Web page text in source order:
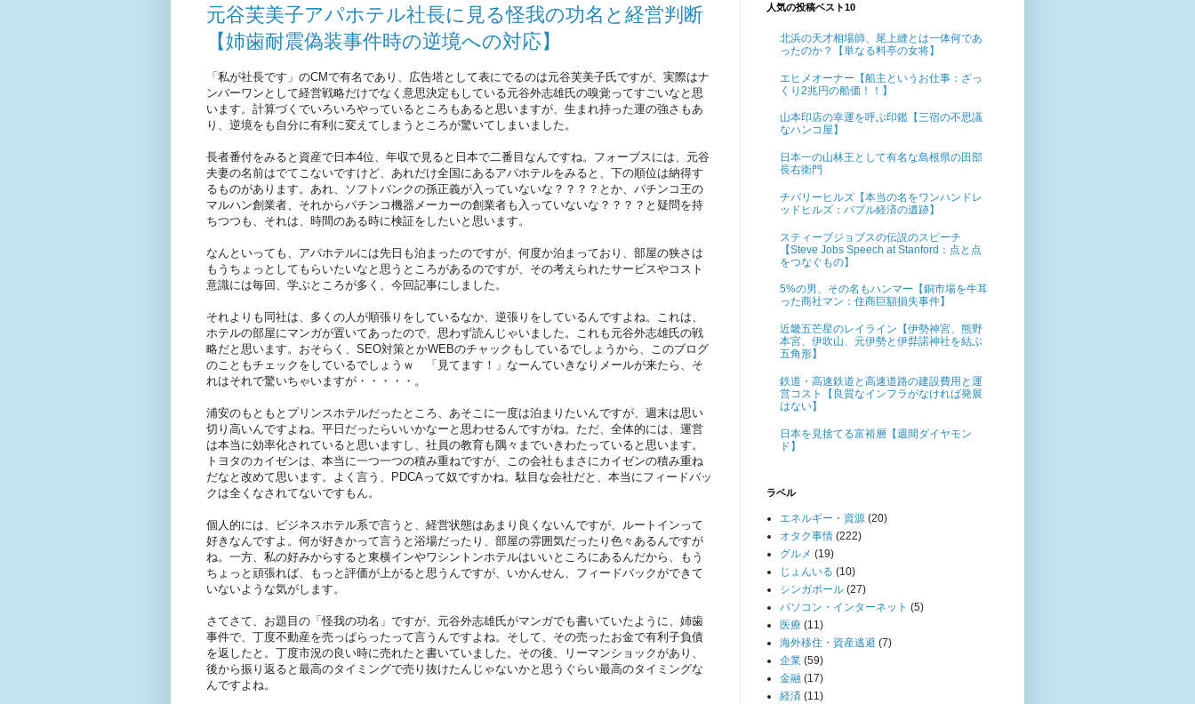
元谷芙美子アパホテル社長に見る怪我の功名と経営判断
【姉歯耐震偽装事件時の逆境への対応】
「私が社長です」のCMで有名であり、広告塔として表にでるのは元谷芙美子氏ですが、実際はナ
ンバーワンとして経営戦略だけでなく意思決定もしている元谷外志雄氏の嗅覚ってすごいなと思
います。計算づくでいろいろやっているところもあると思いますが、生まれ持った運の強さもあ
り、逆境をも自分に有利に変えてしまうところが驚いてしまいました。
長者番付をみると資産で日本4位、年収で見ると日本で二番目なんですね。フォーブスには、元谷
夫妻の名前はでてこないですけど、あれだけ全国にあるアパホテルをみると、下の順位は納得す
るものがあります。あれ、ソフトバンクの孫正義が入っていないな？？？？とか、パチンコ王の
マルハン創業者、それからパチンコ機器メーカーの創業者も入っていないな？？？？と疑問を持
ちつつも、それは、時間のある時に検証をしたいと思います。
なんといっても、アパホテルには先日も泊まったのですが、何度か泊まっており、部屋の狭さは
もうちょっとしてもらいたいなと思うところがあるのですが、その考えられたサービスやコスト
意識には毎回、学ぶところが多く、今回記事にしました。
それよりも同社は、多くの人が順張りをしているなか、逆張りをしているんですよね。これは、
ホテルの部屋にマンガが置いてあったので、思わず読んじゃいました。これも元谷外志雄氏の戦
略だと思います。おそらく、SEO対策とかWEBのチャックもしているでしょうから、このブログ
のこともチェックをしているでしょうｗ 「見てます！」なーんていきなりメールが来たら、そ
れはそれで驚いちゃいますが・・・・・。
浦安のもともとプリンスホテルだったところ、あそこに一度は泊まりたいんですが、週末は思い
切り高いんですよね。平日だったらいいかなーと思わせるんですがね。ただ、全体的には、運営
は本当に効率化されていると思いますし、社員の教育も隅々までいきわたっていると思います。
トヨタのカイゼンは、本当に一つ一つの積み重ねですが、この会社もまさにカイゼンの積み重ね
だなと改めて思います。よく言う、PDCAって奴ですかね。駄目な会社だと、本当にフィードバッ
クは全くなされてないですもん。
個人的には、ビジネスホテル系で言うと、経営状態はあまり良くないんですが、ルートインって
好きなんですよ。何が好きかって言うと浴場だったり、部屋の雰囲気だったり色々あるんですが
ね。一方、私の好みからすると東横インやワシントンホテルはいいところにあるんだから、もう
ちょっと頑張れば、もっと評価が上がると思うんですが、いかんせん、フィードバックができて
いないような気がします。
さてさて、お題目の「怪我の功名」ですが、元谷外志雄氏がマンガでも書いていたように、姉歯
事件で、丁度不動産を売っぱらったって言うんですよね。そして、その売ったお金で有利子負債
を返したと。丁度市況の良い時に売れたと書いていました。その後、リーマンショックがあり、
後から振り返ると最高のタイミングで売り抜けたんじゃないかと思うぐらい最高のタイミングな
んですよね。
人気の投稿ベスト10
北浜の天才相場師、尾上縫とは一体何であ
ったのか？【単なる料亭の女将】
エヒメオーナー【船主というお仕事：ざっ
くり2兆円の船価！！】
山本印店の幸運を呼ぶ印鑑【三宿の不思議
なハンコ屋】
日本一の山林王として有名な島根県の田部
長右衛門
チバリーヒルズ【本当の名をワンハンドレ
ッドヒルズ：バブル経済の遺跡】
スティーブジョブスの伝説のスピーチ
【Steve Jobs Speech at Stanford：点と点
をつなぐもの】
5%の男、その名もハンマー【銅市場を牛耳
った商社マン：住商巨額損失事件】
近畿五芒星のレイライン【伊勢神宮、熊野
本宮、伊吹山、元伊勢と伊弉諾神社を結ぶ
五角形】
鉄道・高速鉄道と高速道路の建設費用と運
営コスト【良質なインフラがなければ発展
はない】
日本を見捨てる富裕層【週間ダイヤモン
ド】
ラベル
エネルギー・資源 (20)
オタク事情 (222)
グルメ (19)
じょんいる (10)
シンガポール (27)
パソコン・インターネット (5)
医療 (11)
海外移住・資産逃避 (7)
企業 (59)
金融 (17)
経済 (11)